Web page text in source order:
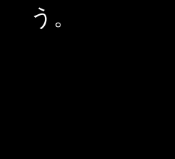
う。